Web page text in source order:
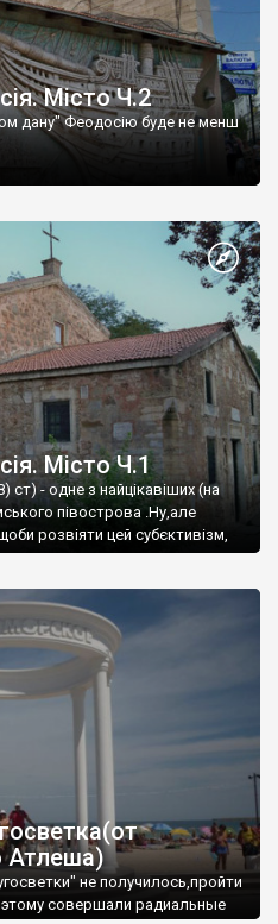
Місто Ч.2
дану" Феодосію буде не менш
Місто Ч.1
ст) - одне з найцікавіших (на
півострова .Ну,але
розвіяти цей субєктивізм,
Атлеша)
не получилось,пройти
совершали радиальные